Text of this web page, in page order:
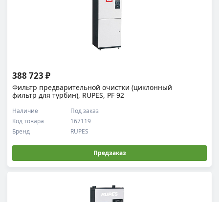
Фильтр предварительной очистки (циклонный
фильтр для турбин), RUPES, PF 92
Код товара 167119
Наличие Под заказ
Бренд RUPES
388 723 ₽
Предзаказ